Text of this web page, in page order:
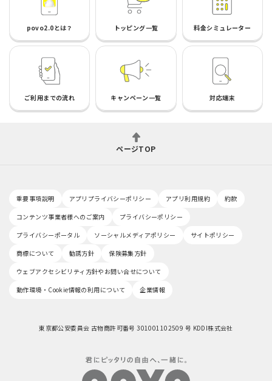
povo2.0とは？ トッピング一覧 料金シミュレーター
ご利用までの流れ キャンペーン一覧 対応端末
ページTOP
重要事項説明 アプリプライバシーポリシー アプリ利用規約
約款
コンテンツ事業者様へのご案内
プライバシーポリシー
プライバシーポータル
ソーシャルメディアポリシー
サイトポリシー
商標について
勧誘方針
保険募集方針
ウェブアクセシビリティ方針やお問い合せについて
動作環境・Cookie情報の利用について
企業情報
東京都公安委員会 古物商許可番号 301001102509 号 KDDI株式会社